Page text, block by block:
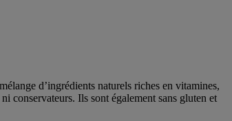
d’ingrédients naturels riches en vitamines,
conservateurs. Ils sont également sans gluten et